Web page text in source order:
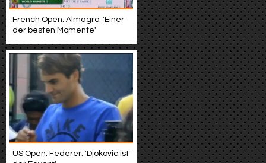
French Open: Almagro: 'Einer
der besten Momente'
US Open: Federer: 'Djokovic ist